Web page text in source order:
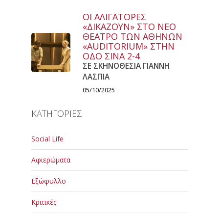
ΟΙ ΑΛΙΓΑΤΟΡΕΣ
«ΔΙΚΑΖΟΥΝ» ΣΤΟ ΝΕΟ
ΘΕΑΤΡΟ ΤΩΝ ΑΘΗΝΩΝ
«AUDITORIUM» ΣΤΗΝ
ΟΔΟ ΣΙΝΑ 2-4
ΣΕ ΣΚΗΝΟΘΕΣΙΑ ΓΙΑΝΝΗ
ΛΑΣΠΙΑ
05/10/2025
ΚΑΤΗΓΟΡΙΕΣ
Social Life
Αφιερώματα
Εξώφυλλο
Κριτικές